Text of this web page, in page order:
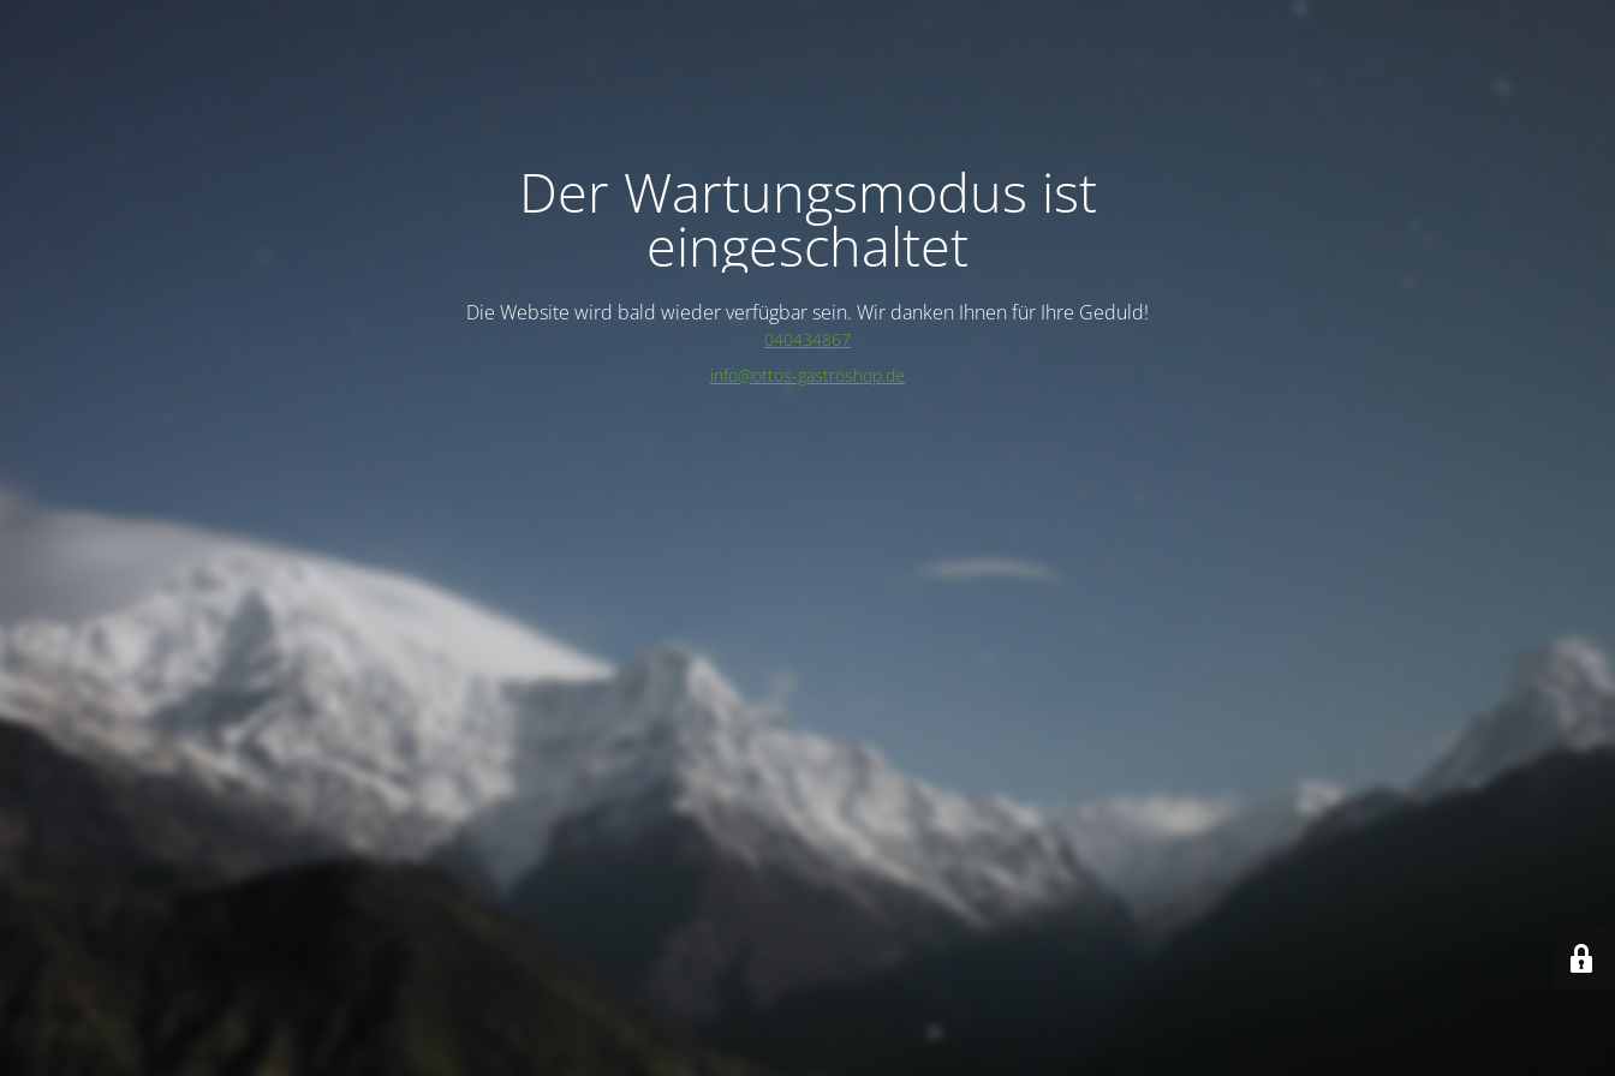
Der Wartungsmodus ist
eingeschaltet
Die Website wird bald wieder verfügbar sein. Wir danken Ihnen für Ihre Geduld!
040434867
info@ottos-gastroshop.de